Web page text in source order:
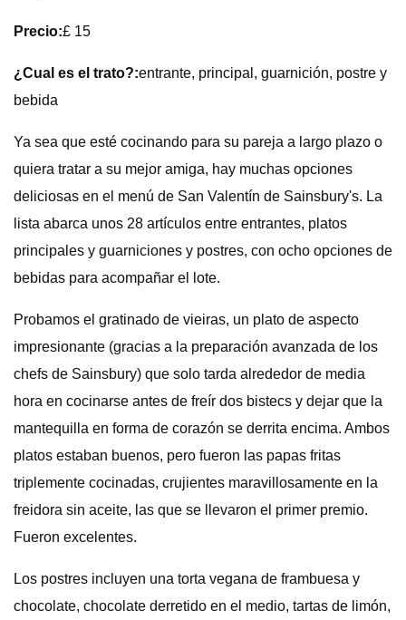
Precio:£ 15
¿Cual es el trato?:entrante, principal, guarnición, postre y
bebida
Ya sea que esté cocinando para su pareja a largo plazo o
quiera tratar a su mejor amiga, hay muchas opciones
deliciosas en el menú de San Valentín de Sainsbury's. La
lista abarca unos 28 artículos entre entrantes, platos
principales y guarniciones y postres, con ocho opciones de
bebidas para acompañar el lote.
Probamos el gratinado de vieiras, un plato de aspecto
impresionante (gracias a la preparación avanzada de los
chefs de Sainsbury) que solo tarda alrededor de media
hora en cocinarse antes de freír dos bistecs y dejar que la
mantequilla en forma de corazón se derrita encima. Ambos
platos estaban buenos, pero fueron las papas fritas
triplemente cocinadas, crujientes maravillosamente en la
freidora sin aceite, las que se llevaron el primer premio.
Fueron excelentes.
Los postres incluyen una torta vegana de frambuesa y
chocolate, chocolate derretido en el medio, tartas de limón,